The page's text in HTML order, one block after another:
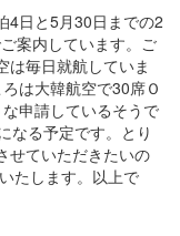
4日と5月30日までの2
案内しています。ご
は毎日就航していま
は大韓航空で30席Ｏ
申請しているそうで
なる予定です。とり
せていただきたいの
たします。以上で